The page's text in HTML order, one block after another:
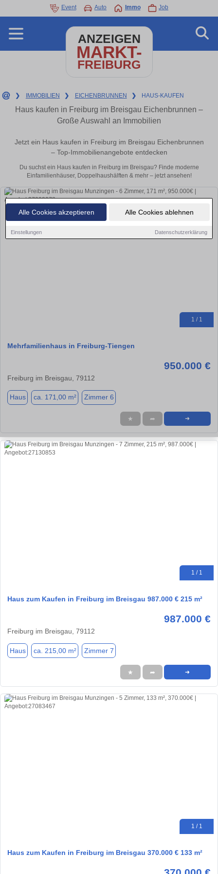
Alle Cookies akzeptieren Alle Cookies ablehnen
Einstellungen Datenschutzerklärung
Event Auto Immo Job
ANZEIGEN
MARKT-
FREIBURG
❯ IMMOBILIEN ❯ EICHENBRUNNEN ❯ HAUS-KAUFEN
Haus kaufen in Freiburg im Breisgau Eichenbrunnen –
Große Auswahl an Immobilien
Jetzt ein Haus kaufen in Freiburg im Breisgau Eichenbrunnen
– Top-Immobilienangebote entdecken
Du suchst ein Haus kaufen in Freiburg im Breisgau? Finde moderne
Einfamilienhäuser, Doppelhaushälften & mehr – jetzt ansehen!
1 / 1
Mehrfamilienhaus in Freiburg-Tiengen
950.000 €
Freiburg im Breisgau, 79112
Haus ca. 171,00 m² Zimmer 6
★ ➦ ➜
1 / 1
Haus zum Kaufen in Freiburg im Breisgau 987.000 € 215 m²
987.000 €
Freiburg im Breisgau, 79112
Haus ca. 215,00 m² Zimmer 7
★ ➦ ➜
1 / 1
Haus zum Kaufen in Freiburg im Breisgau 370.000 € 133 m²